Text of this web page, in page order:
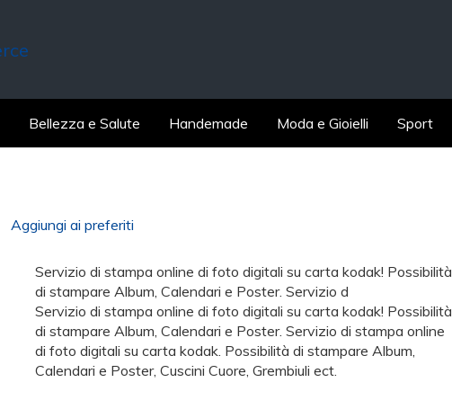
Bellezza e Salute Handemade Moda e Gioielli Sport
Aggiungi ai preferiti
Servizio di stampa online di foto digitali su carta kodak! Possibilità
di stampare Album, Calendari e Poster. Servizio d
Servizio di stampa online di foto digitali su carta kodak! Possibilità
di stampare Album, Calendari e Poster. Servizio di stampa online
di foto digitali su carta kodak. Possibilità di stampare Album,
Calendari e Poster, Cuscini Cuore, Grembiuli ect.